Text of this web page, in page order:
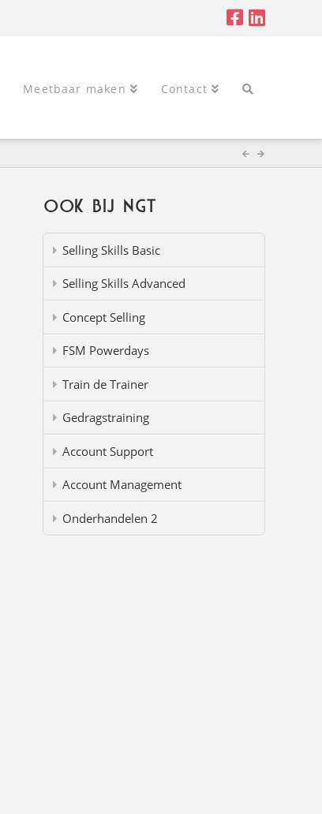
Meetbaar maken Contact
Ook bij NGT
Selling Skills Basic
Selling Skills Advanced
Concept Selling
FSM Powerdays
Train de Trainer
Gedragstraining
Account Support
Account Management
Onderhandelen 2